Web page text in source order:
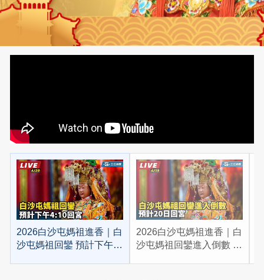
2026白沙屯媽祖進香｜白
沙屯媽祖回鑾 預計下午
2026白沙屯媽祖進香｜白
沙屯媽祖回鑾進入倒數 預